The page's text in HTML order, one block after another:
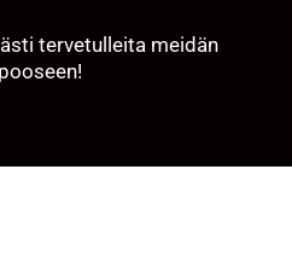
tervetulleita meidän